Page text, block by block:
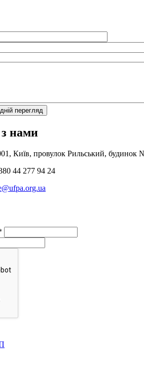
нами
Київ, провулок Рильський, будинок
44 277 94 24